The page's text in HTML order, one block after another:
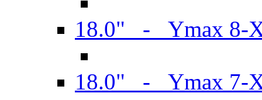
18.0" - Ymax 8-
18.0" - Ymax 7-